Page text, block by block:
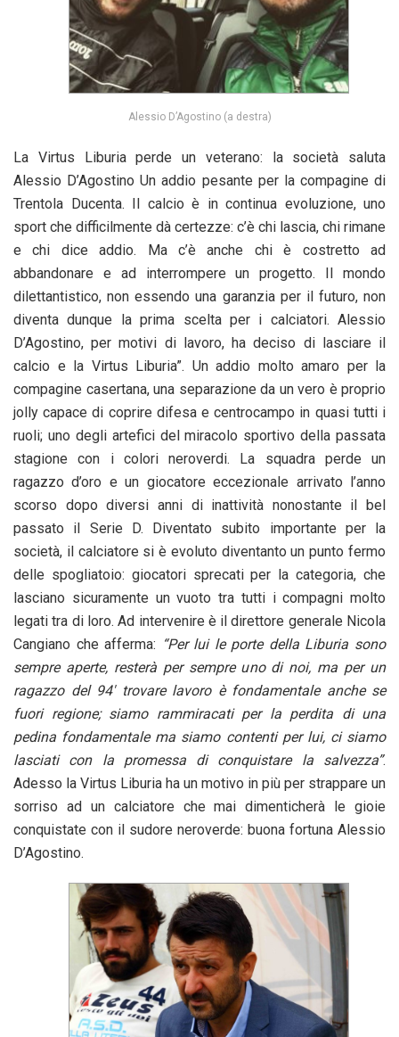
Alessio D’Agostino (a destra)
La Virtus Liburia perde un veterano: la società saluta
Alessio D’Agostino Un addio pesante per la compagine di
Trentola Ducenta. Il calcio è in continua evoluzione, uno
sport che difficilmente dà certezze: c’è chi lascia, chi rimane
e chi dice addio. Ma c’è anche chi è costretto ad
abbandonare e ad interrompere un progetto. Il mondo
dilettantistico, non essendo una garanzia per il futuro, non
diventa dunque la prima scelta per i calciatori. Alessio
D’Agostino, per motivi di lavoro, ha deciso di lasciare il
calcio e la Virtus Liburia”. Un addio molto amaro per la
compagine casertana, una separazione da un vero è proprio
jolly capace di coprire difesa e centrocampo in quasi tutti i
ruoli; uno degli artefici del miracolo sportivo della passata
stagione con i colori neroverdi. La squadra perde un
ragazzo d’oro e un giocatore eccezionale arrivato l’anno
scorso dopo diversi anni di inattività nonostante il bel
passato il Serie D. Diventato subito importante per la
società, il calciatore si è evoluto diventanto un punto fermo
delle spogliatoio: giocatori sprecati per la categoria, che
lasciano sicuramente un vuoto tra tutti i compagni molto
legati tra di loro. Ad intervenire è il direttore generale Nicola
Cangiano che afferma: “Per lui le porte della Liburia sono
sempre aperte, resterà per sempre uno di noi, ma per un
ragazzo del 94′ trovare lavoro è fondamentale anche se
fuori regione; siamo rammiracati per la perdita di una
pedina fondamentale ma siamo contenti per lui, ci siamo
lasciati con la promessa di conquistare la salvezza”.
Adesso la Virtus Liburia ha un motivo in più per strappare un
sorriso ad un calciatore che mai dimenticherà le gioie
conquistate con il sudore neroverde: buona fortuna Alessio
D’Agostino.